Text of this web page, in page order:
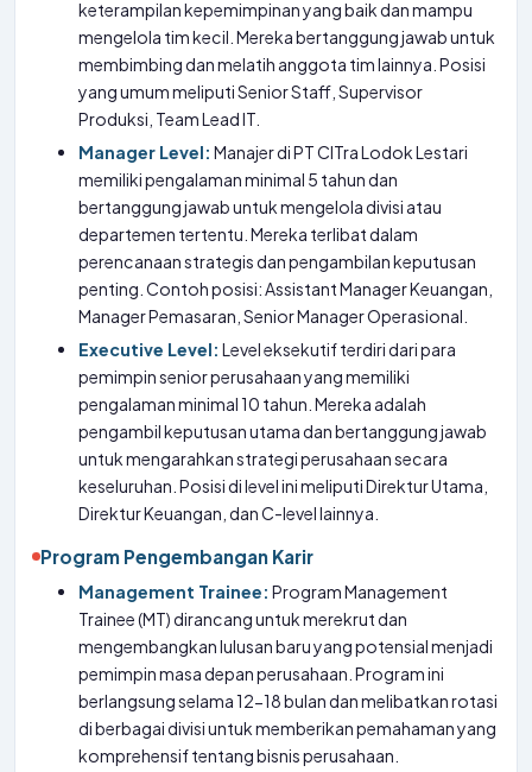
keterampilan kepemimpinan yang baik dan mampu
mengelola tim kecil. Mereka bertanggung jawab untuk
membimbing dan melatih anggota tim lainnya. Posisi
yang umum meliputi Senior Staff, Supervisor
Produksi, Team Lead IT.
Manager Level: Manajer di PT CITra Lodok Lestari
memiliki pengalaman minimal 5 tahun dan
bertanggung jawab untuk mengelola divisi atau
departemen tertentu. Mereka terlibat dalam
perencanaan strategis dan pengambilan keputusan
penting. Contoh posisi: Assistant Manager Keuangan,
Manager Pemasaran, Senior Manager Operasional.
Executive Level: Level eksekutif terdiri dari para
pemimpin senior perusahaan yang memiliki
pengalaman minimal 10 tahun. Mereka adalah
pengambil keputusan utama dan bertanggung jawab
untuk mengarahkan strategi perusahaan secara
keseluruhan. Posisi di level ini meliputi Direktur Utama,
Direktur Keuangan, dan C-level lainnya.
Program Pengembangan Karir
Management Trainee: Program Management
Trainee (MT) dirancang untuk merekrut dan
mengembangkan lulusan baru yang potensial menjadi
pemimpin masa depan perusahaan. Program ini
berlangsung selama 12-18 bulan dan melibatkan rotasi
di berbagai divisi untuk memberikan pemahaman yang
komprehensif tentang bisnis perusahaan.